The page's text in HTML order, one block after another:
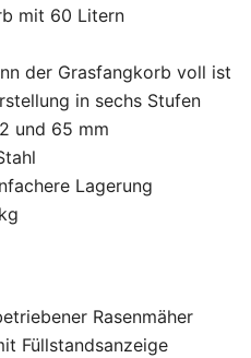
mit 60 Litern
der Grasfangkorb voll ist
in sechs Stufen
und 65 mm
Lagerung
Rasenmäher
Füllstandsanzeige